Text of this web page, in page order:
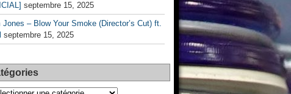
septembre 15, 2025
Jones – Blow Your Smoke (Director’s Cut) ft.
septembre 15, 2025